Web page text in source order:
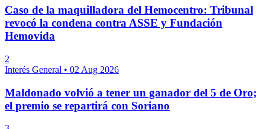
Caso de la maquilladora del Hemocentro: Tribunal
revocó la condena contra ASSE y Fundación
Hemovida
2
Interés General • 02 Aug 2026
Maldonado volvió a tener un ganador del 5 de Oro;
el premio se repartirá con Soriano